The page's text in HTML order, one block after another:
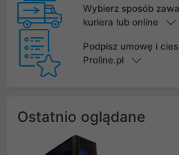
Wybierz sposób
kuriera lub online
Podpisz umowę i
Proline.pl
Ostatnio oglądane